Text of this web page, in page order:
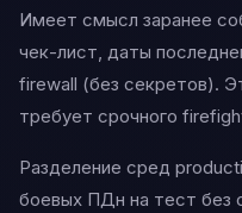
Имеет смысл заранее
чек-лист, даты
firewall (без секретов).
требует срочного
Разделение сред
боевых ПДн на тест без